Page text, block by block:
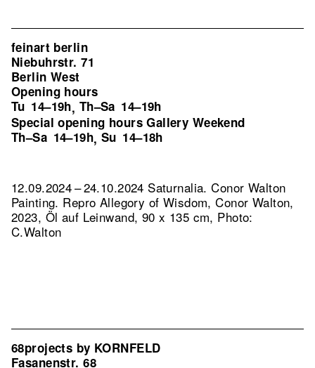
feinart berlin
Niebuhrstr. 71
Berlin West
Opening hours
Tu 14–19h, Th–Sa 14–19h
Special opening hours Gallery Weekend
Th–Sa 14–19h, Su 14–18h
12.09.2024 – 24.10.2024 Saturnalia. Conor Walton
Painting. Repro Allegory of Wisdom, Conor Walton,
2023, Öl auf Leinwand, 90 x 135 cm, Photo:
C.Walton
68projects by KORNFELD
Fasanenstr. 68